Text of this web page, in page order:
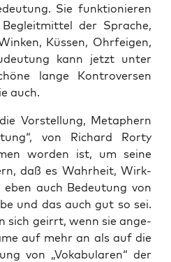
Sie funk­tio­nie­ren
der Spra­che,
Küs­sen, Ohr­fei­gen,
kann jetzt unter
lan­ge Kon­tro­ver­sen
auch.
Vor­stel­lung, Meta­phern
von Richard Ror­ty
wor­den ist, um sei­ne
daß es Wahr­heit, Wirk­
auch Bedeu­tung von
und das auch gut so sei.
sich geirrt, wenn sie ange­
auf mehr an als auf die
von „Voka­bu­la­ren“ der